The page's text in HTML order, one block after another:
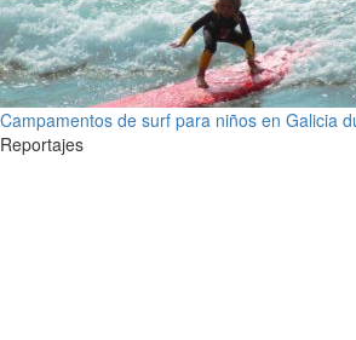
Campamentos de surf para niños en Galicia
Reportajes